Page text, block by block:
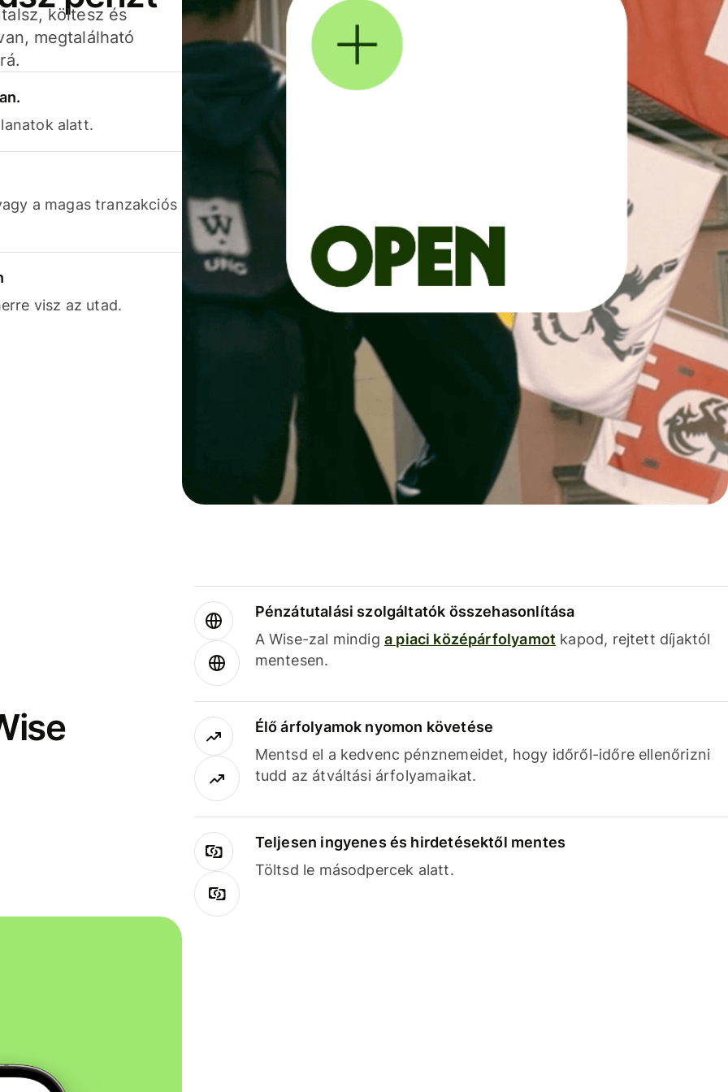
költesz és
megtalálható
alatt.
a magas tranzakciós
visz az utad.
Pénzátutalási szolgáltatók összehasonlítása
A Wise-zal mindig a piaci középárfolyamot kapod, rejtett díjaktól
mentesen.
Élő árfolyamok nyomon követése
Mentsd el a kedvenc pénznemeidet, hogy időről-időre ellenőrizni
tudd az átváltási árfolyamaikat.
Teljesen ingyenes és hirdetésektől mentes
Töltsd le másodpercek alatt.